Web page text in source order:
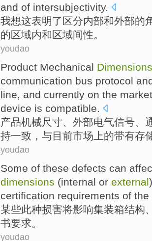
and of intersubjectivity.
我想这表明了 区分内部和外部的
的区域内和区域间性。
youdao
Product Mechanical Dimensions
communication bus protocol
line, and currently on the market
device is compatible.
产品机械尺寸、 外部电气信号、
持一致 ，与目前市场 上的带有存
youdao
Some of these defects can
dimensions (internal or external
certification requirements of the
某些此种损害将影响集装箱结构
书要求。
youdao